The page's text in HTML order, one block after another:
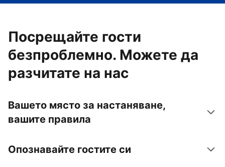
Посрещайте гости
безпроблемно. Можете да
разчитате на нас
Вашето място за настаняване,
вашите правила
Опознавайте гостите си